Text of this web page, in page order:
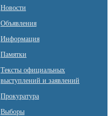
Новости
Объявления
Информация
Памятки
Тексты официальных
выступлений и заявлений
Прокуратура
Выборы